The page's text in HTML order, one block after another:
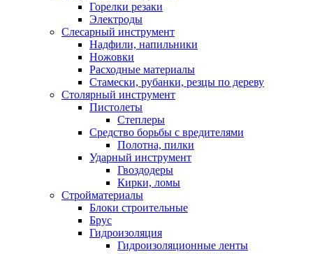
Горелки резаки
Электроды
Слесарный инструмент
Надфили, напильники
Ножовки
Расходные материалы
Стамески, рубанки, резцы по дереву
Столярный инструмент
Пистолеты
Степлеры
Средство борьбы с вредителями
Полотна, пилки
Ударный инструмент
Гвоздодеры
Кирки, ломы
Стройматериалы
Блоки строительные
Брус
Гидроизоляция
Гидроизоляционные ленты